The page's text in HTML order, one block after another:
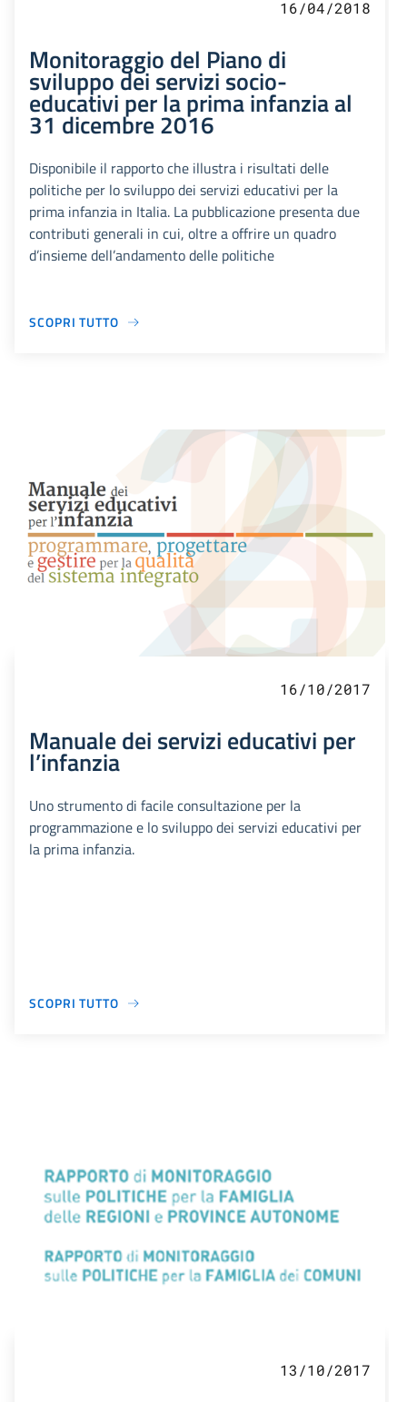
16/04/2018
Monitoraggio del Piano di
sviluppo dei servizi socio-
educativi per la prima infanzia al
31 dicembre 2016
Disponibile il rapporto che illustra i risultati delle
politiche per lo sviluppo dei servizi educativi per la
prima infanzia in Italia. La pubblicazione presenta due
contributi generali in cui, oltre a offrire un quadro
d’insieme dell’andamento delle politiche
SCOPRI TUTTO
16/10/2017
Manuale dei servizi educativi per
l’infanzia
Uno strumento di facile consultazione per la
programmazione e lo sviluppo dei servizi educativi per
la prima infanzia.
SCOPRI TUTTO
13/10/2017